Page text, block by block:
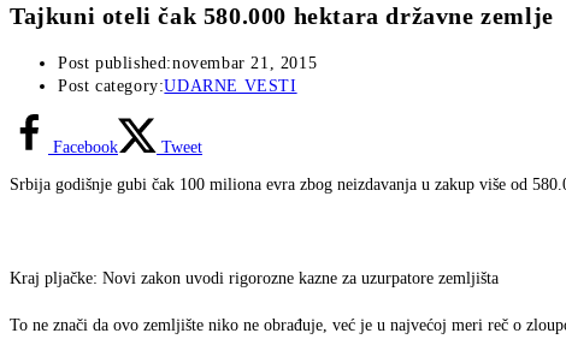
Tajkuni oteli čak 580.000 hektara državne zemlje
Post published:novembar 21, 2015
Post category:UDARNE VESTI
Facebook Tweet
Srbija godišnje gubi čak 100 miliona evra zbog neizdavanja u zakup više od
Kraj pljačke: Novi zakon uvodi rigorozne kazne za uzurpatore zemljišta
To ne znači da ovo zemljište niko ne obrađuje, već je u najvećoj meri reč o